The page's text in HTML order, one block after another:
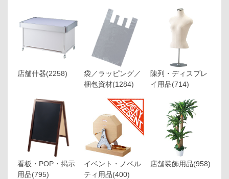
店舗什器(2258)
袋／ラッピング／
梱包資材(1284)
陳列・ディスプレ
イ用品(714)
看板・POP・掲示
用品(795)
イベント・ノベル
ティ用品(400)
店舗装飾用品(958)